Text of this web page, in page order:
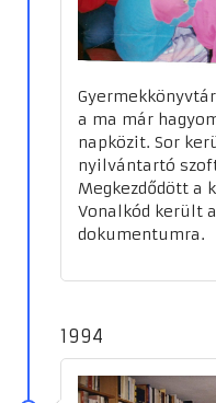
a ma már
napközit. Sor
nyilvántartó
Megkezdődött a
Vonalkód került
dokumentumra.
1994